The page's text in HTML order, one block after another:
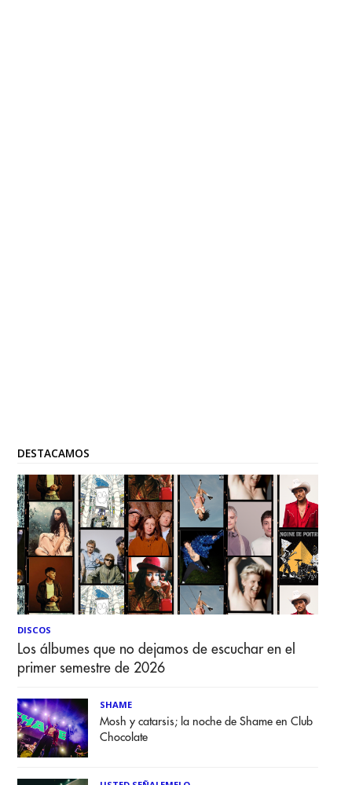
DESTACAMOS
DISCOS
Los álbumes que no dejamos de escuchar en el
primer semestre de 2026
SHAME
Mosh y catarsis; la noche de Shame en Club
Chocolate